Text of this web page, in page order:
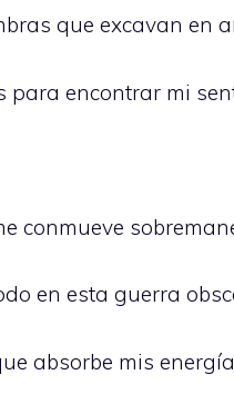
que excavan en
para encontrar mi
conmueve
en esta guerra
absorbe mis